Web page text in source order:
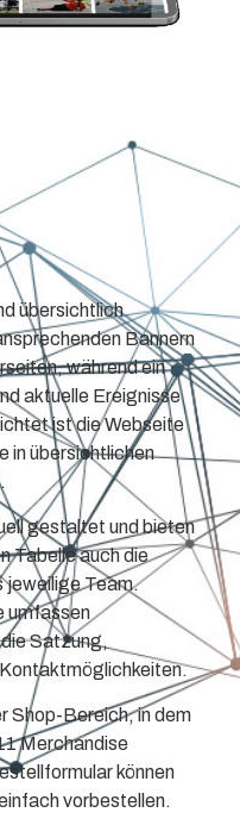
übersichtlich
Bannern
während ein
aktuelle Ereignisse
ist die Webseite
in übersichtlichen
gestaltet und bieten
Tabelle auch die
jeweilige Team.
umfassen
Satzung,
Shop-Bereich, in dem
Merchandise
können
vorbestellen.